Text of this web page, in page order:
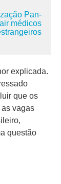
Pan-
médicos
explicada.
que os
vagas
questão